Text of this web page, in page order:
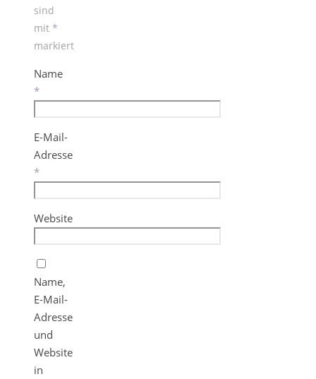
sind
mit *
markiert
Name
*
E-Mail-
Adresse
*
Website
Name,
E-Mail-
Adresse
und
Website
in